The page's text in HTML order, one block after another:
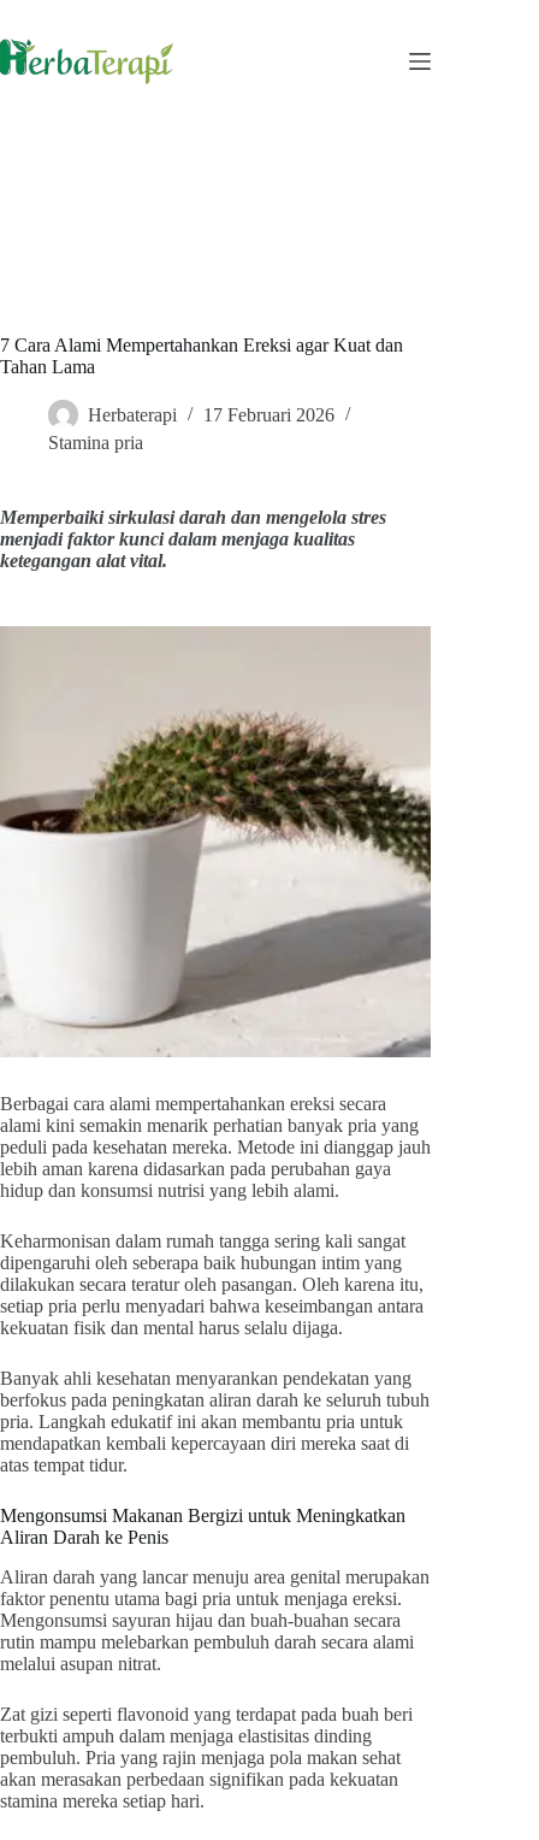
content
7 Cara Alami Mempertahankan Ereksi agar Kuat dan
Tahan Lama
Herbaterapi
17 Februari 2026
Stamina pria
Memperbaiki sirkulasi darah dan mengelola stres
menjadi faktor kunci dalam menjaga kualitas
ketegangan alat vital.
Berbagai cara alami mempertahankan ereksi secara
alami kini semakin menarik perhatian banyak pria yang
peduli pada kesehatan mereka. Metode ini dianggap jauh
lebih aman karena didasarkan pada perubahan gaya
hidup dan konsumsi nutrisi yang lebih alami.
Keharmonisan dalam rumah tangga sering kali sangat
dipengaruhi oleh seberapa baik hubungan intim yang
dilakukan secara teratur oleh pasangan. Oleh karena itu,
setiap pria perlu menyadari bahwa keseimbangan antara
kekuatan fisik dan mental harus selalu dijaga.
Banyak ahli kesehatan menyarankan pendekatan yang
berfokus pada peningkatan aliran darah ke seluruh tubuh
pria. Langkah edukatif ini akan membantu pria untuk
mendapatkan kembali kepercayaan diri mereka saat di
atas tempat tidur.
Mengonsumsi Makanan Bergizi untuk Meningkatkan
Aliran Darah ke Penis
Aliran darah yang lancar menuju area genital merupakan
faktor penentu utama bagi pria untuk menjaga ereksi.
Mengonsumsi sayuran hijau dan buah-buahan secara
rutin mampu melebarkan pembuluh darah secara alami
melalui asupan nitrat.
Zat gizi seperti flavonoid yang terdapat pada buah beri
terbukti ampuh dalam menjaga elastisitas dinding
pembuluh. Pria yang rajin menjaga pola makan sehat
akan merasakan perbedaan signifikan pada kekuatan
stamina mereka setiap hari.